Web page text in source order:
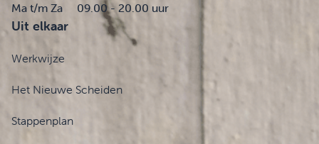
Ma t/m Za 09.00 - 20.00 uur
Uit elkaar
Werkwijze
Het Nieuwe Scheiden
Stappenplan